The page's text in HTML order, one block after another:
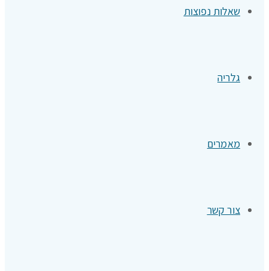
שאלות נפוצות
גלריה
מאמרים
צור קשר